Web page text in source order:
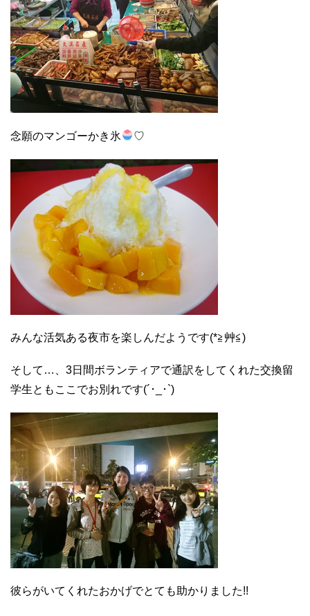
念願のマンゴーかき氷 ♡
みんな活気ある夜市を楽しんだようです(*≧艸≦)
そして…、3日間ボランティアで通訳をしてくれた交換留
学生ともここでお別れです(´･_･`)
彼らがいてくれたおかげでとても助かりました!!